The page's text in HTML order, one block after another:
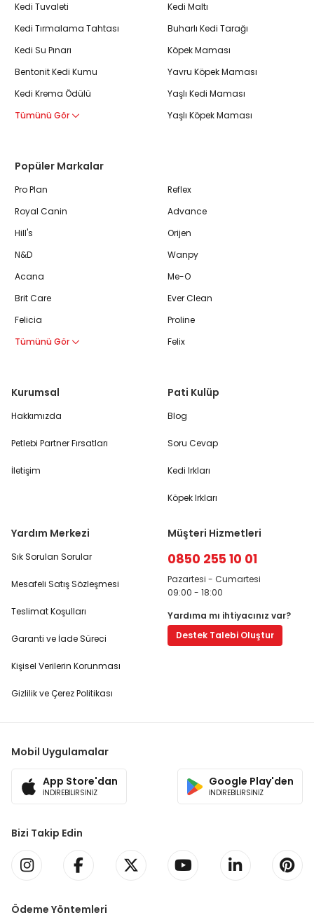
Kedi Tuvaleti
Kedi Tırmalama Tahtası
Kedi Su Pınarı
Bentonit Kedi Kumu
Kedi Krema Ödülü
Tümünü Gör
Kedi Maltı
Buharlı Kedi Tarağı
Köpek Maması
Yavru Köpek Maması
Yaşlı Kedi Maması
Yaşlı Köpek Maması
Popüler Markalar
Pro Plan
Royal Canin
Hill's
N&D
Acana
Brit Care
Felicia
Tümünü Gör
Reflex
Advance
Orijen
Wanpy
Me-O
Ever Clean
Proline
Felix
Kurumsal
Hakkımızda
Petlebi Partner Fırsatları
İletişim
Pati Kulüp
Blog
Soru Cevap
Kedi Irkları
Köpek Irkları
Yardım Merkezi
Sık Sorulan Sorular
Mesafeli Satış Sözleşmesi
Teslimat Koşulları
Garanti ve İade Süreci
Kişisel Verilerin Korunması
Gizlilik ve Çerez Politikası
Müşteri Hizmetleri
0850 255 10 01
Pazartesi - Cumartesi
09:00 - 18:00
Yardıma mı ihtiyacınız var?
Destek Talebi Oluştur
Mobil Uygulamalar
App Store'dan
İNDİREBİLİRSİNİZ
Google Play'den
İNDİREBİLİRSİNİZ
Bizi Takip Edin
Ödeme Yöntemleri